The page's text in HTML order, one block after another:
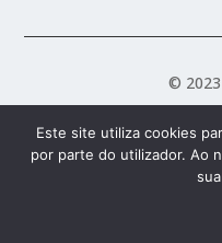
©
Política de
Este site utiliza cookies
por parte do utilizador. Ao